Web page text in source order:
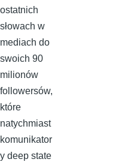
ostatnich
słowach w
mediach do
swoich 90
milionów
followersów,
które
natychmiast
komunikator
y deep state